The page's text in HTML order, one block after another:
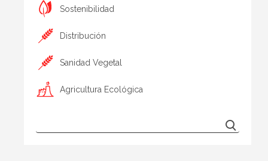
Sostenibilidad
Distribución
Sanidad Vegetal
Agricultura Ecológica